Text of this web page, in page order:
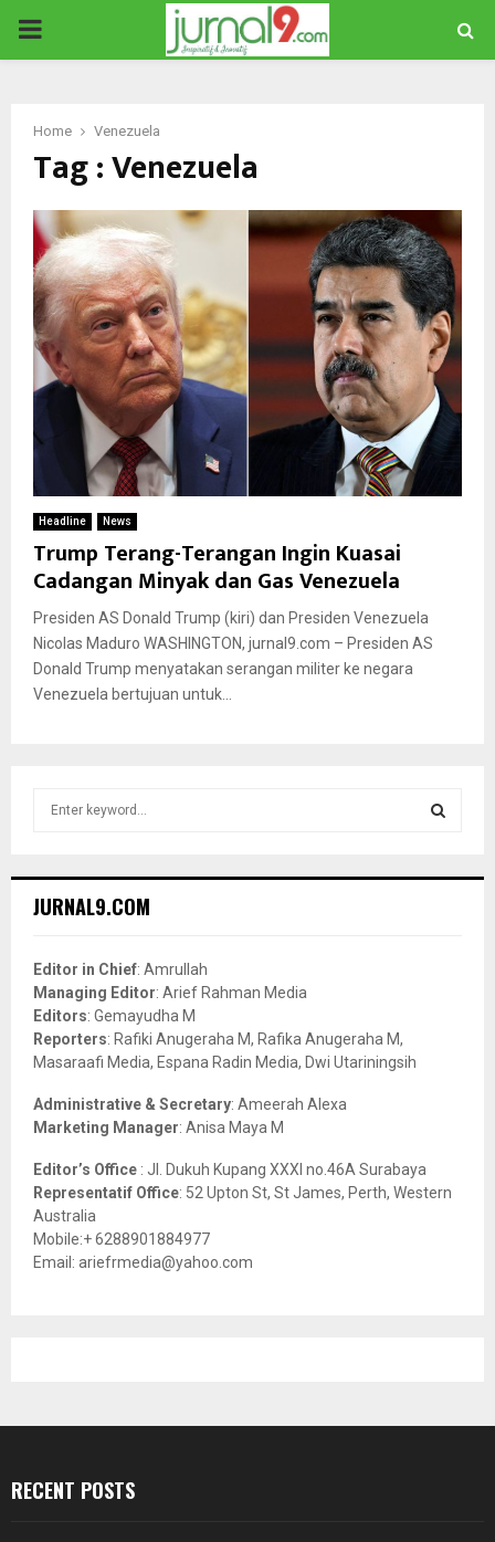
PRIMARY
Home Venezuela
Tag : Venezuela
Headline News
Trump Terang-Terangan Ingin Kuasai
Cadangan Minyak dan Gas Venezuela
Presiden AS Donald Trump (kiri) dan Presiden Venezuela
Nicolas Maduro WASHINGTON, jurnal9.com – Presiden AS
Donald Trump menyatakan serangan militer ke negara
Venezuela bertujuan untuk...
h
o
r
:
JURNAL9.COM
Editor in Chief: Amrullah
Managing Editor: Arief Rahman Media
Editors: Gemayudha M
Reporters: Rafiki Anugeraha M, Rafika Anugeraha M,
Masaraafi Media, Espana Radin Media, Dwi Utariningsih
Administrative & Secretary: Ameerah Alexa
Marketing Manager: Anisa Maya M
Editor’s Office : Jl. Dukuh Kupang XXXI no.46A Surabaya
Representatif Office: 52 Upton St, St James, Perth, Western
Australia
Mobile:+ 6288901884977
Email: ariefrmedia@yahoo.com
RECENT POSTS